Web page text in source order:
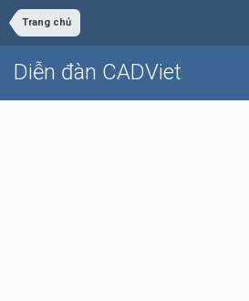
Trang chủ
Diễn đàn CADViet